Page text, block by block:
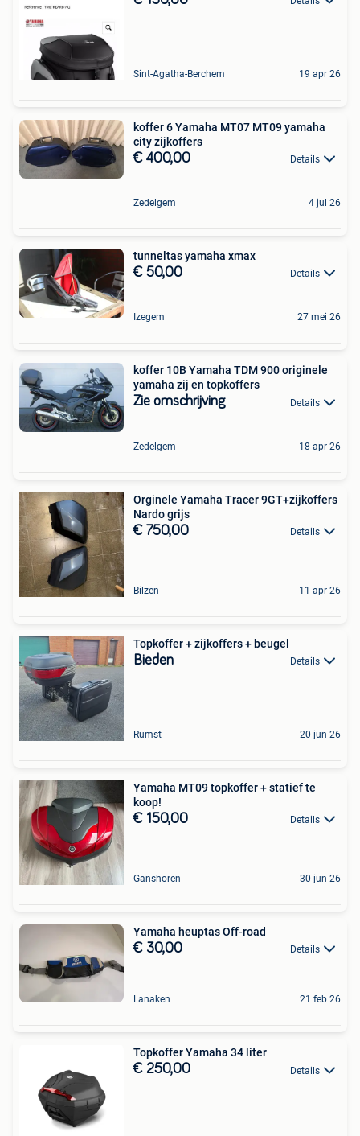
Sint-Agatha-Berchem 19 apr 26
koffer 6 Yamaha MT07 MT09 yamaha
city zijkoffers
€ 400,00 Details
Zedelgem 4 jul 26
tunneltas yamaha xmax
€ 50,00 Details
Izegem 27 mei 26
koffer 10B Yamaha TDM 900 originele
yamaha zij en topkoffers
Zie omschrijving Details
Zedelgem 18 apr 26
Orginele Yamaha Tracer 9GT+zijkoffers
Nardo grijs
€ 750,00 Details
Bilzen 11 apr 26
Topkoffer + zijkoffers + beugel
Bieden Details
Rumst 20 jun 26
Yamaha MT09 topkoffer + statief te
koop!
€ 150,00 Details
Ganshoren 30 jun 26
Yamaha heuptas Off-road
€ 30,00 Details
Lanaken 21 feb 26
Topkoffer Yamaha 34 liter
€ 250,00 Details